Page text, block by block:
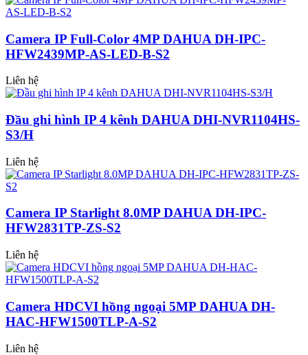
Camera IP Full-Color 4MP DAHUA DH-IPC-
HFW2439MP-AS-LED-B-S2
Liên hệ
Đầu ghi hình IP 4 kênh DAHUA DHI-NVR1104HS-
S3/H
Liên hệ
Camera IP Starlight 8.0MP DAHUA DH-IPC-
HFW2831TP-ZS-S2
Liên hệ
Camera HDCVI hồng ngoại 5MP DAHUA DH-
HAC-HFW1500TLP-A-S2
Liên hệ